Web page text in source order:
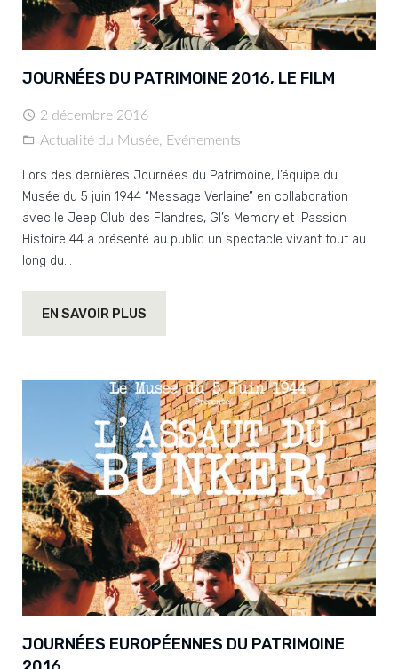
JOURNÉES DU PATRIMOINE 2016, LE FILM
2 décembre 2016
Actualité du Musée
Evénements
Lors des dernières Journées du Patrimoine, l’équipe du
Musée du 5 juin 1944 “Message Verlaine” en collaboration
avec le Jeep Club des Flandres, GI’s Memory et Passion
Histoire 44 a présenté au public un spectacle vivant tout au
long du…
EN SAVOIR PLUS
JOURNÉES EUROPÉENNES DU PATRIMOINE